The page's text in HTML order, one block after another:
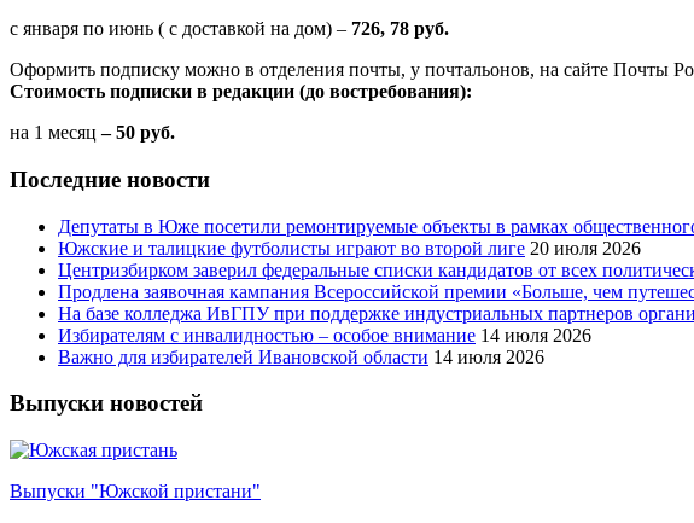
с января по июнь ( с доставкой на дом) – 726, 78 руб.
Оформить подписку можно в отделения почты, у почтальонов, на сайте Почты
Стоимость подписки в редакции (до востребования):
на 1 месяц – 50 руб.
Последние новости
Депутаты в Юже посетили ремонтируемые объекты в рамках
Южские и талицкие футболисты играют во второй лиге 20 июля 2026
Центризбирком заверил федеральные списки кандидатов от всех
Продлена заявочная кампания Всероссийской премии «Больше, чем
На базе колледжа ИвГПУ при поддержке индустриальных партнеров
Избирателям с инвалидностью – особое внимание 14 июля 2026
Важно для избирателей Ивановской области 14 июля 2026
Выпуски новостей
Выпуски "Южской пристани"